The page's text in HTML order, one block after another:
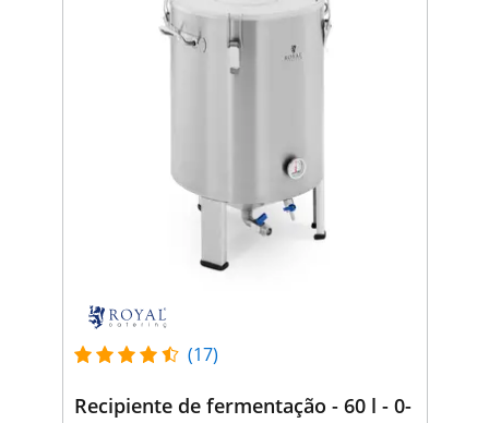
(17)
Recipiente de fermentação - 60 l - 0-